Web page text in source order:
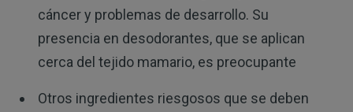
cáncer y problemas de desarrollo. Su
presencia en desodorantes, que se aplican
cerca del tejido mamario, es preocupante
Otros ingredientes riesgosos que se deben